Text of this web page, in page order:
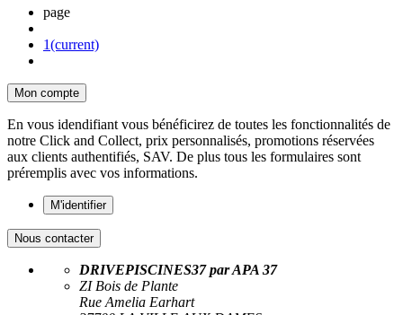
page
1(current)
Mon compte
En vous idendifiant vous bénéficirez de toutes les fonctionnalités de
notre Click and Collect, prix personnalisés, promotions réservées
aux clients authentifiés, SAV. De plus tous les formulaires sont
préremplis avec vos informations.
M'identifier
Nous contacter
DRIVEPISCINES37 par APA 37
ZI Bois de Plante
Rue Amelia Earhart